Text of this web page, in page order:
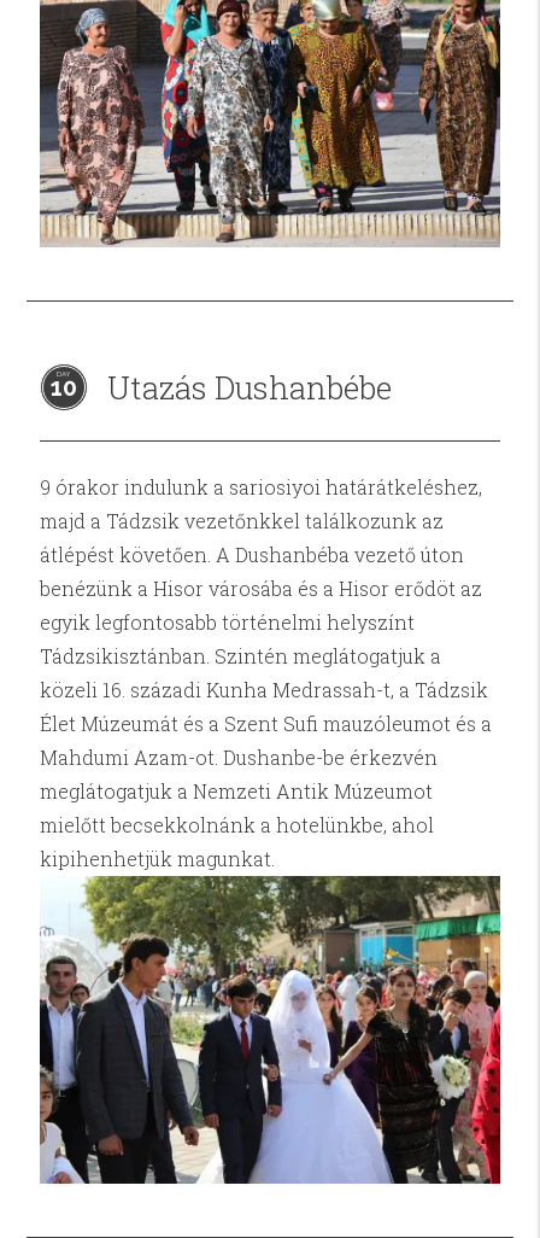
10 Utazás Dushanbébe
9 órakor indulunk a sariosiyoi határátkeléshez,
majd a Tádzsik vezetőnkkel találkozunk az
átlépést követően. A Dushanbéba vezető úton
benézünk a Hisor városába és a Hisor erődöt az
egyik legfontosabb történelmi helyszínt
Tádzsikisztánban. Szintén meglátogatjuk a
közeli 16. századi Kunha Medrassah-t, a Tádzsik
Élet Múzeumát és a Szent Sufi mauzóleumot és a
Mahdumi Azam-ot. Dushanbe-be érkezvén
meglátogatjuk a Nemzeti Antik Múzeumot
mielőtt becsekkolnánk a hotelünkbe, ahol
kipihenhetjük magunkat.